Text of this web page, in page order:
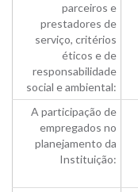
parceiros e
prestadores de
serviço, critérios
éticos e de
responsabilidade
social e ambiental:
A participação de
empregados no
planejamento da
Instituição: